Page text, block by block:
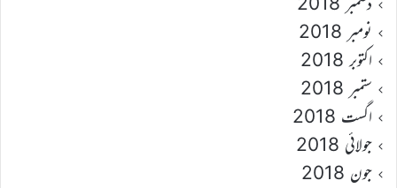
نومبر 2018
اکتوبر 2018
ستمبر 2018
اگست 2018
جولائی 2018
جون 2018